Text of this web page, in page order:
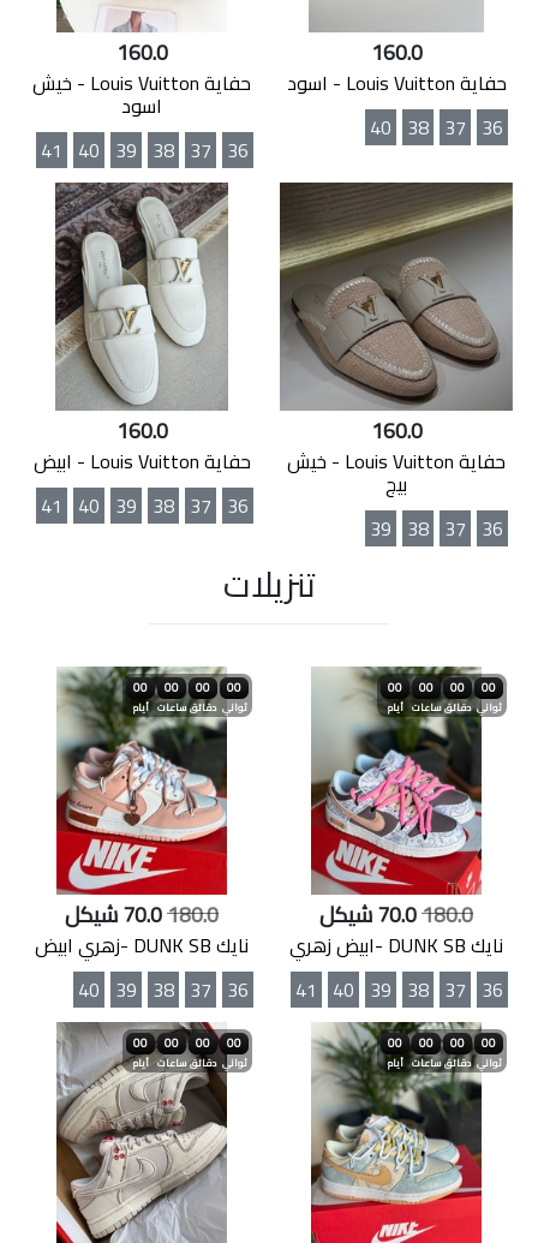
160.0
حفاية Louis Vuitton - اسود
36
37
38
40
160.0
حفاية Louis Vuitton - خيش
اسود
36
37
38
39
40
41
160.0
حفاية Louis Vuitton - خيش
بيج
36
37
38
39
160.0
حفاية Louis Vuitton - ابيض
36
37
38
39
40
41
تنزيلات
00
أيام
00
ساعات
00
دقائق
00
ثواني
180.0
نايك DUNK SB -ابيض زهري
36
37
38
39
40
41
00
أيام
00
ساعات
00
دقائق
00
ثواني
180.0
نايك DUNK SB -زهري ابيض
36
37
38
39
40
00
أيام
00
ساعات
00
دقائق
00
ثواني
00
أيام
00
ساعات
00
دقائق
00
ثواني